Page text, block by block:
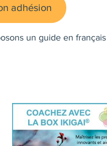
adhésion
un guide en